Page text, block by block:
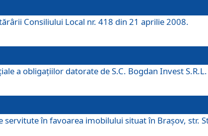
Consiliului Local nr. 418 din 21 aprilie 2008.
a obligaţiilor datorate de S.C. Bogdan Invest
servitute în favoarea imobilului situat în Braşov, str.